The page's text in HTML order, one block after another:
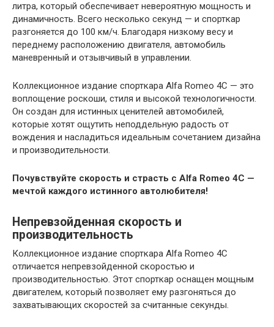
литра, который обеспечивает невероятную мощность и
динамичность. Всего несколько секунд — и спорткар
разгоняется до 100 км/ч. Благодаря низкому весу и
переднему расположению двигателя, автомобиль
маневренный и отзывчивый в управлении.
Коллекционное издание спорткара Alfa Romeo 4C — это
воплощение роскоши, стиля и высокой технологичности.
Он создан для истинных ценителей автомобилей,
которые хотят ощутить неподдельную радость от
вождения и насладиться идеальным сочетанием дизайна
и производительности.
Почувствуйте скорость и страсть с Alfa Romeo 4C —
мечтой каждого истинного автолюбителя!
Непревзойденная скорость и
производительность
Коллекционное издание спорткара Alfa Romeo 4C
отличается непревзойденной скоростью и
производительностью. Этот спорткар оснащен мощным
двигателем, который позволяет ему разгоняться до
захватывающих скоростей за считанные секунды.